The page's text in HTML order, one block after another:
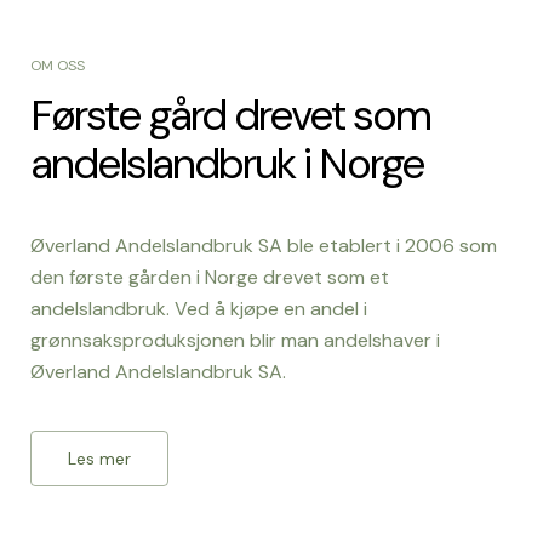
OM OSS
Første gård drevet som
andelslandbruk i Norge
Øverland Andelslandbruk SA ble etablert i 2006 som
den første gården i Norge drevet som et
andelslandbruk. Ved å kjøpe en andel i
grønnsaksproduksjonen blir man andelshaver i
Øverland Andelslandbruk SA.
Les mer